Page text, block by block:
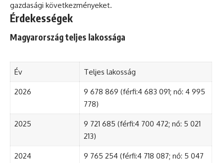
gazdasági következményeket.
Érdekességek
Magyarország teljes lakossága
Év Teljes lakosság
2026
9 678 869 (férfi:4 683 091; nő: 4 995
778)
2025
9 721 685 (férfi:4 700 472; nő: 5 021
213)
2024
9 765 254 (férfi:4 718 087; nő: 5 047